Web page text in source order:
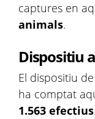
captures en
animals.
Dispositiu
El dispositiu
ha comptat
1.563 efectius